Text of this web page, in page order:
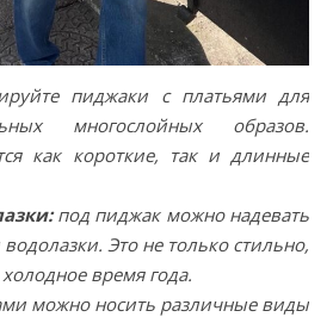
пиджаки с платьями для
многослойных образов.
как короткие, так и длинные
под пиджак можно надевать
Это не только стильно,
время года.
можно носить различные виды